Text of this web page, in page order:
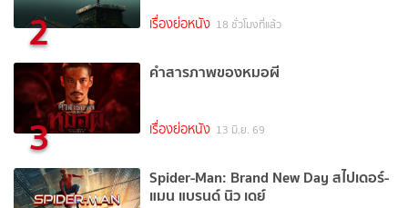
2 เรื่องย่อหนัง 18 ชั่วโมงที่แล้ว
3
คำสารภาพของหมอผี
เรื่องย่อหนัง 13 มิ.ย. 69
Spider-Man: Brand New Day สไปเดอร์-
แมน แบรนด์ นิว เดย์